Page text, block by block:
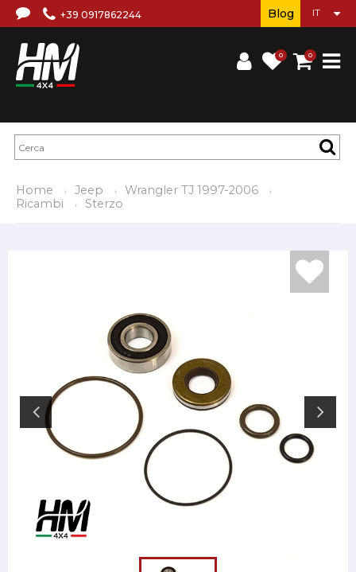
+39 0917862244
0 0
Blog
Home Jeep
Wrangler TJ 1997-2006
Ricambi
Sterzo